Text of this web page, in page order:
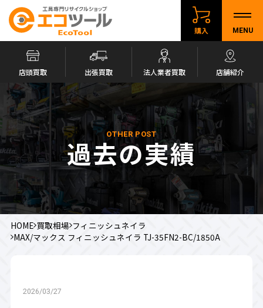
購入 MENU
店頭買取 出張買取 法人業者買取 店舗紹介
OTHER POST
過去の実績
HOME 買取相場 フィニッシュネイラ
MAX/マックス フィニッシュネイラ TJ-35FN2-BC/1850A
2026/03/27